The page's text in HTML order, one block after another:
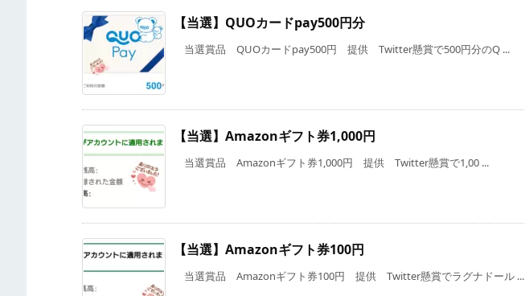
【当選】QUOカードpay500円分
当選賞品 QUOカードpay500円 提供 Twitter懸賞で500円分のQ ...
【当選】Amazonギフト券1,000円
当選賞品 Amazonギフト券1,000円 提供 Twitter懸賞で1,00 ...
【当選】Amazonギフト券100円
当選賞品 Amazonギフト券100円 提供 Twitter懸賞でラグナドール ...